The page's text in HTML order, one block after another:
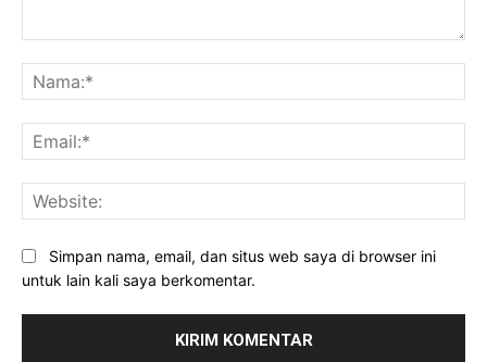
Simpan nama, email, dan situs web saya di browser ini
untuk lain kali saya berkomentar.